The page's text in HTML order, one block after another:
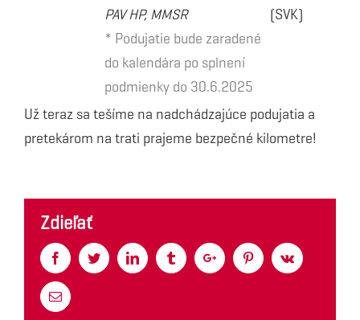
PAV HP, MMSR
* Podujatie bude zaradené
do kalendára po splnení
podmienky do 30.6.2025
(SVK)
Už teraz sa tešíme na nadchádzajúce podujatia a
pretekárom na trati prajeme bezpečné kilometre!
Zdieľať
FacebookTwitterLinkedin TumblrGoogle+ PinterestVk
Email